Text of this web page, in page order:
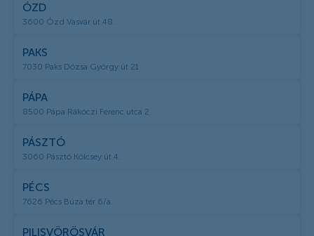
ÓZD
3600 Ózd Vasvár út 48.
PAKS
7030 Paks Dózsa György út 21
PÁPA
8500 Pápa Rákóczi Ferenc utca 2.
PÁSZTÓ
3060 Pásztó Kölcsey út 4.
PÉCS
7626 Pécs Búza tér 6/a.
PILISVÖRÖSVÁR